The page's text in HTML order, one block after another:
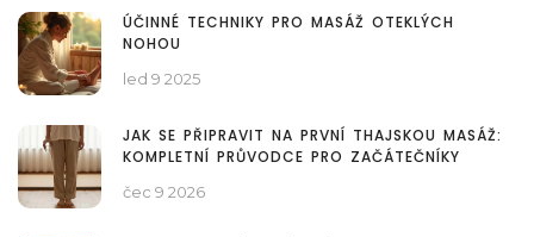
ÚČINNÉ TECHNIKY PRO MASÁŽ OTEKLÝCH
NOHOU
led 9 2025
JAK SE PŘIPRAVIT NA PRVNÍ THAJSKOU MASÁŽ:
KOMPLETNÍ PRŮVODCE PRO ZAČÁTEČNÍKY
čec 9 2026